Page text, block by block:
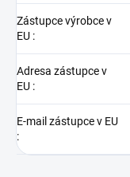
Zástupce výrobce v
EU :
Adresa zástupce v
EU :
E-mail zástupce v EU
: